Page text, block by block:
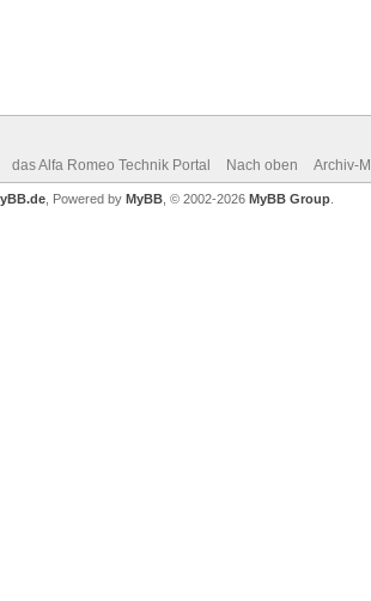
das Alfa Romeo Technik Portal Nach oben Archiv-
, Powered by MyBB , © 2002-2026 MyBB Group